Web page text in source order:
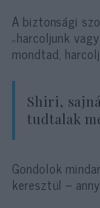
A biztonsági
„harcoljunk
mondtad,
Shiri,
tudtalak
Gondolok
keresztül –